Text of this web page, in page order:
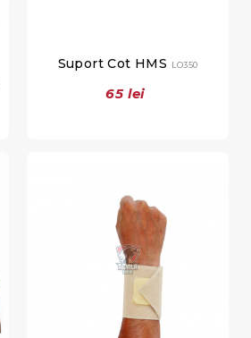
Suport Cot HMS LO350
65 lei